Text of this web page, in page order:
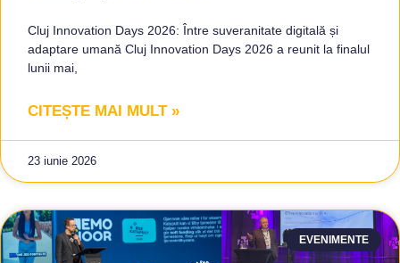
Cluj Innovation Days 2026: Între suveranitate digitală și
adaptare umană Cluj Innovation Days 2026 a reunit la finalul
lunii mai,
CITEȘTE MAI MULT »
23 iunie 2026
EVENIMENTE